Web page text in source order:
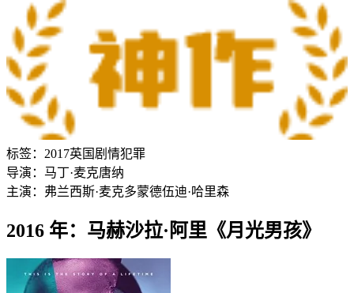
标签： 2017英国 剧情犯罪
导演： 马丁·麦克唐纳
主演： 弗兰西斯·麦克多蒙德伍迪·哈里森
2016 年：马赫沙拉·阿里《月光男孩》